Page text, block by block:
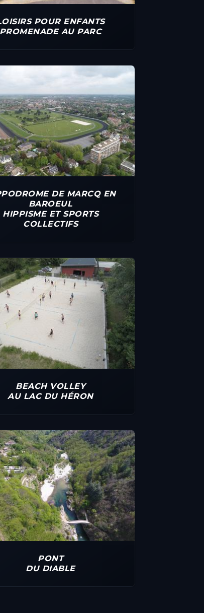
POUR ENFANTS
PROMENADE AU PARC
DE MARCQ EN
BAROEUL
HIPPISME ET SPORTS
COLLECTIFS
BEACH VOLLEY
AU LAC DU HÉRON
PONT
DU DIABLE